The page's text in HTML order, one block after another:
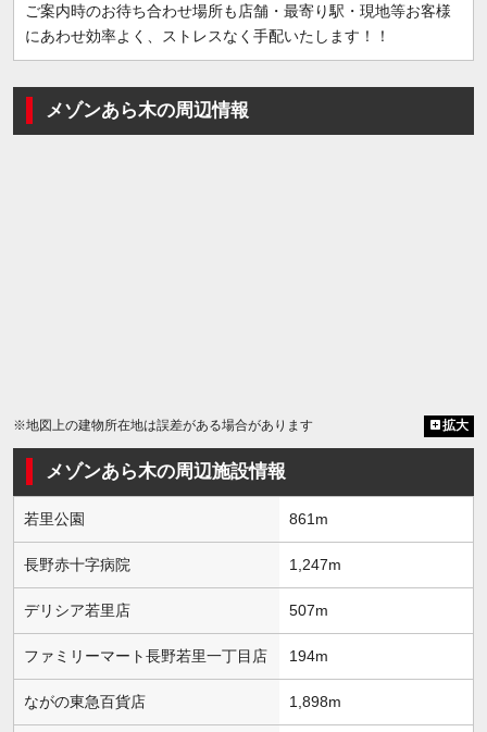
ご案内時のお待ち合わせ場所も店舗・最寄り駅・現地等お客様
にあわせ効率よく、ストレスなく手配いたします！！
メゾンあら木の周辺情報
※地図上の建物所在地は誤差がある場合があります 拡大
メゾンあら木の周辺施設情報
若里公園 861m
長野赤十字病院 1,247m
デリシア若里店 507m
ファミリーマート長野若里一丁目店 194m
ながの東急百貨店 1,898m